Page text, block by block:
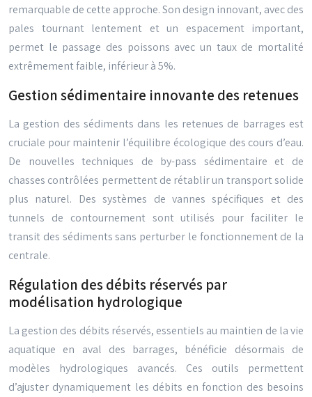
remarquable de cette approche. Son design innovant, avec des
pales tournant lentement et un espacement important,
permet le passage des poissons avec un taux de mortalité
extrêmement faible, inférieur à 5%.
Gestion sédimentaire innovante des retenues
La gestion des sédiments dans les retenues de barrages est
cruciale pour maintenir l’équilibre écologique des cours d’eau.
De nouvelles techniques de by-pass sédimentaire et de
chasses contrôlées permettent de rétablir un transport solide
plus naturel. Des systèmes de vannes spécifiques et des
tunnels de contournement sont utilisés pour faciliter le
transit des sédiments sans perturber le fonctionnement de la
centrale.
Régulation des débits réservés par
modélisation hydrologique
La gestion des débits réservés, essentiels au maintien de la vie
aquatique en aval des barrages, bénéficie désormais de
modèles hydrologiques avancés. Ces outils permettent
d’ajuster dynamiquement les débits en fonction des besoins